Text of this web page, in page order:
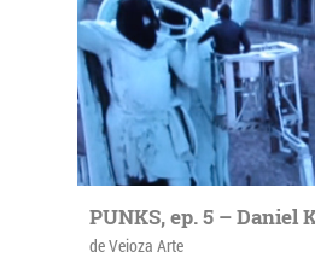
PUNKS, ep. 5 – Daniel
de Veioza Arte